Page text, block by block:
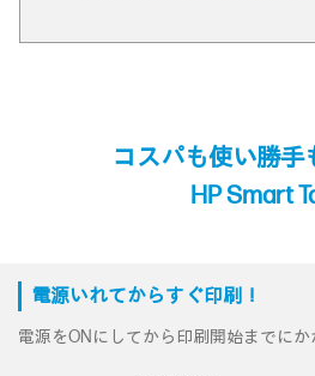
コスパも使い勝手
HP Smart
電源いれてからすぐ印刷！
電源をONにしてから印刷開始までに